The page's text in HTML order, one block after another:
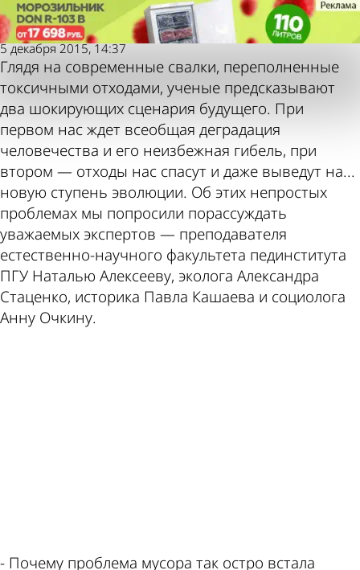
Не дай мусору убить себя!
Молодой
ленинец
5 декабря 2015, 14:37
Глядя на современные свалки, переполненные
токсичными отходами, ученые предсказывают
два шокирующих сценария будущего. При
первом нас ждет всеобщая деградация
человечества и его неизбежная гибель, при
втором — отходы нас спасут и даже выведут на...
новую ступень эволюции. Об этих непростых
проблемах мы попросили порассуждать
уважаемых экспертов — преподавателя
естественно-научного факультета пединститута
ПГУ Наталью Алексееву, эколога Александра
Стаценко, историка Павла Кашаева и социолога
Анну Очкину.
- Почему проблема мусора так остро встала
Не дай мусору убить себя!
Молодой
ленинец
Также
пресса
и